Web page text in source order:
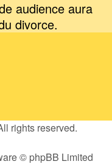
audience aura
divorce.
rights reserved.
© phpBB Limited